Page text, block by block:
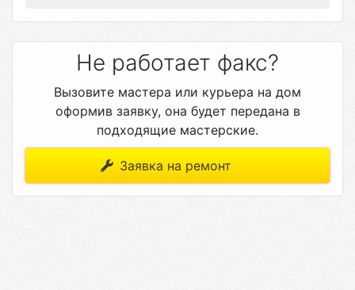
Не работает факс?
Вызовите мастера или курьера на дом
оформив заявку, она будет передана в
подходящие мастерские.
Заявка на ремонт